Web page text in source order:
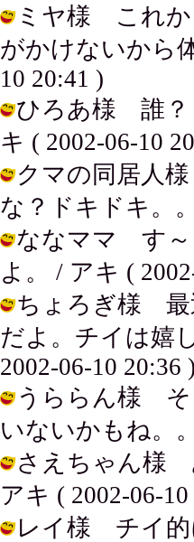
ミヤ様 これか
がかけないから
10 20:41 )
ひろあ様 誰？
キ ( 2002-06-10
クマの同居人
な？ドキドキ。
ななママ す～
よ。 / アキ (
ちょろぎ様 最
だよ。チイは嬉
2002-06-10 20:36 )
うららん様 そ
いないかもね。
さえちゃん様
アキ ( 2002-06-10
レイ様 チイ的